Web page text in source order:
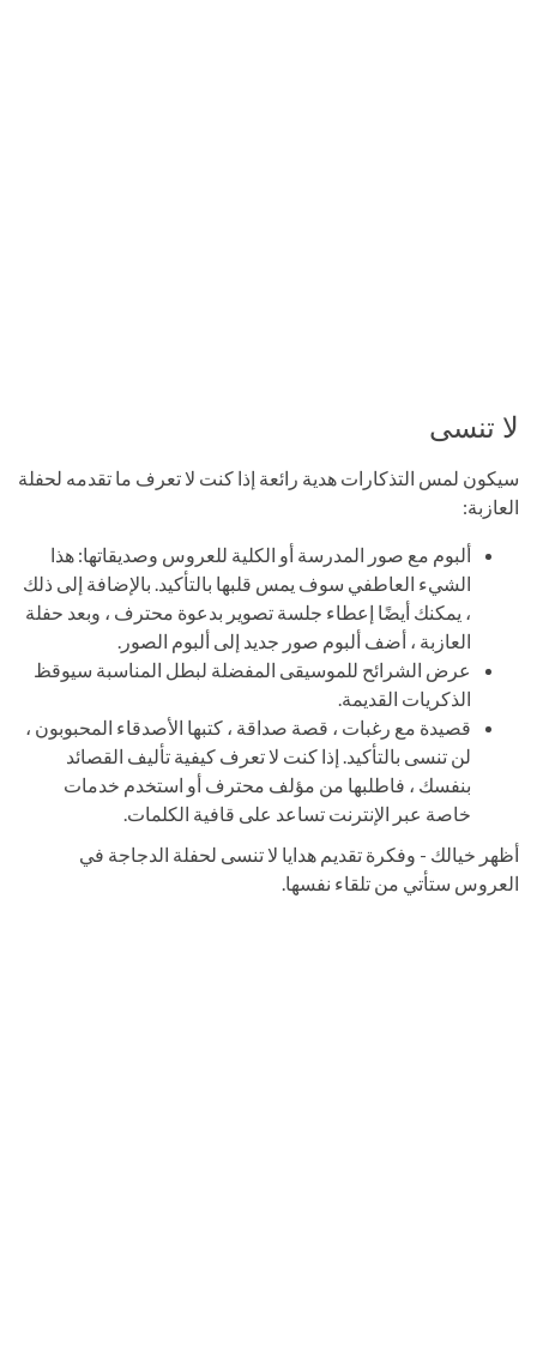
لا تنسى
سيكون لمس التذكارات هدية رائعة إذا كنت لا تعرف ما تقدمه لحفلة
العازبة:
ألبوم مع صور المدرسة أو الكلية للعروس وصديقاتها: هذا
الشيء العاطفي سوف يمس قلبها بالتأكيد. بالإضافة إلى ذلك
، يمكنك أيضًا إعطاء جلسة تصوير بدعوة محترف ، وبعد حفلة
العازبة ، أضف ألبوم صور جديد إلى ألبوم الصور.
عرض الشرائح للموسيقى المفضلة لبطل المناسبة سيوقظ
الذكريات القديمة.
قصيدة مع رغبات ، قصة صداقة ، كتبها الأصدقاء المحبوبون ،
لن تنسى بالتأكيد. إذا كنت لا تعرف كيفية تأليف القصائد
بنفسك ، فاطلبها من مؤلف محترف أو استخدم خدمات
خاصة عبر الإنترنت تساعد على قافية الكلمات.
أظهر خيالك - وفكرة تقديم هدايا لا تنسى لحفلة الدجاجة في
العروس ستأتي من تلقاء نفسها.